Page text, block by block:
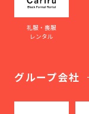
礼服・喪服
レンタル
グループ会社